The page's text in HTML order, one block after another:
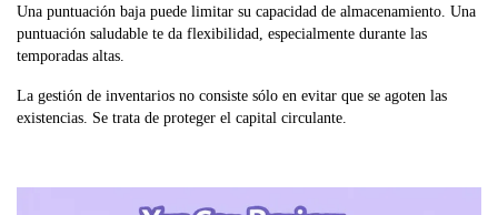
Una puntuación baja puede limitar su capacidad de almacenamiento. Una
puntuación saludable te da flexibilidad, especialmente durante las
temporadas altas.
La gestión de inventarios no consiste sólo en evitar que se agoten las
existencias. Se trata de proteger el capital circulante.